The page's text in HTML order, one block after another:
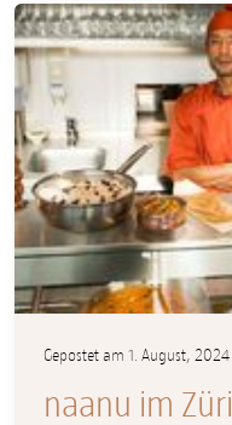
Gepostet am 1. August, 2024
naanu im